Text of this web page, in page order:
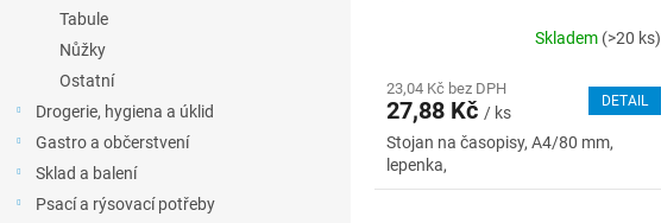
Tabule
Nůžky
Ostatní
Drogerie, hygiena a úklid
Gastro a občerstvení
Sklad a balení
Psací a rýsovací potřeby
Skladem (>20 ks)
23,04 Kč bez DPH
27,88 Kč / ks
DETAIL
Stojan na časopisy, A4/80 mm,
lepenka,